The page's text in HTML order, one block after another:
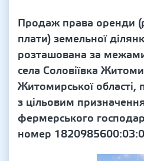
Продаж права оренди
плати) земельної
розташована за
села Соловіївка
Житомирської
з цільовим
фермерського
номер